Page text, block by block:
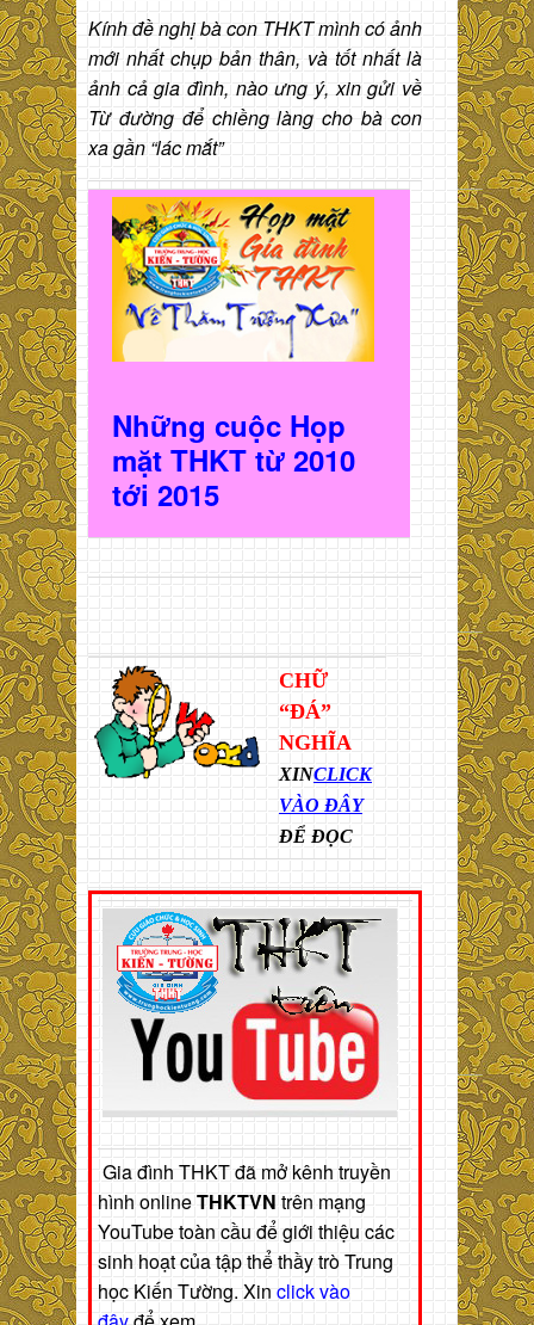
Kính đề nghị bà con THKT mình có ảnh
mới nhất chụp bản thân, và tốt nhất là
ảnh cả gia đình, nào ưng ý, xin gửi về
Từ đường để chiềng làng cho bà con
xa gần “lác mắt”
Những cuộc Họp
mặt THKT từ 2010
tới 2015
CHỮ
“ĐÁ”
NGHĨA
XINCLICK
VÀO ĐÂY
ĐỂ ĐỌC
Gia đình THKT đã mở kênh truyền
hình onlineTHKTVN trên mạng
YouTube toàn cầu để giới thiệu các
sinh hoạt của tập thể thầy trò Trung
học Kiến Tường. Xin click vào